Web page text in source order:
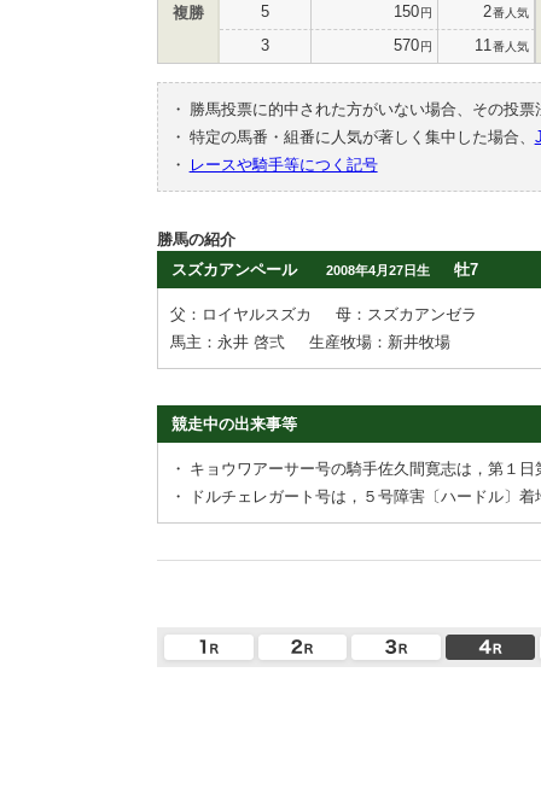
複勝 5 150円 2番人気
3 570円 11 番人気
・
勝馬投票に的中された方がいない場合、その投
・ 特定の馬番・組番に人気が著しく集中した場合、
・
レースや騎手等につく記号
勝馬の紹介
スズカアンペール
2008年4月27日生 牡7
父：ロイヤルスズカ
母：スズカアンゼラ
馬主：永井 啓弍
生産牧場：新井牧場
競走中の出来事等
・ キョウワアーサー号の騎手佐久間寛志は，第１
・
ドルチェレガート号は，５号障害〔ハードル〕